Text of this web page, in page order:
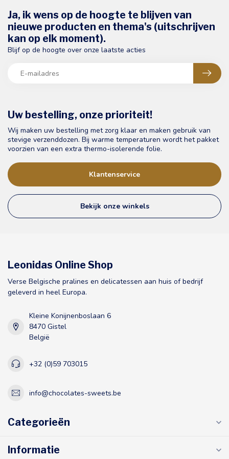
Uw bestelling, onze prioriteit!
Wij maken uw bestelling met zorg klaar en maken gebruik van
stevige verzenddozen. Bij warme temperaturen wordt het pakket
voorzien van een extra thermo-isolerende folie.
Klantenservice
Bekijk onze winkels
Ja, ik wens op de hoogte te blijven van
nieuwe producten en thema's (uitschrijven
kan op elk moment).
Blijf op de hoogte over onze laatste acties
Leonidas Online Shop
Verse Belgische pralines en delicatessen aan huis of bedrijf
geleverd in heel Europa.
Kleine Konijnenboslaan 6
8470 Gistel
België
+32 (0)59 703015
info@chocolates-sweets.be
Categorieën
Informatie